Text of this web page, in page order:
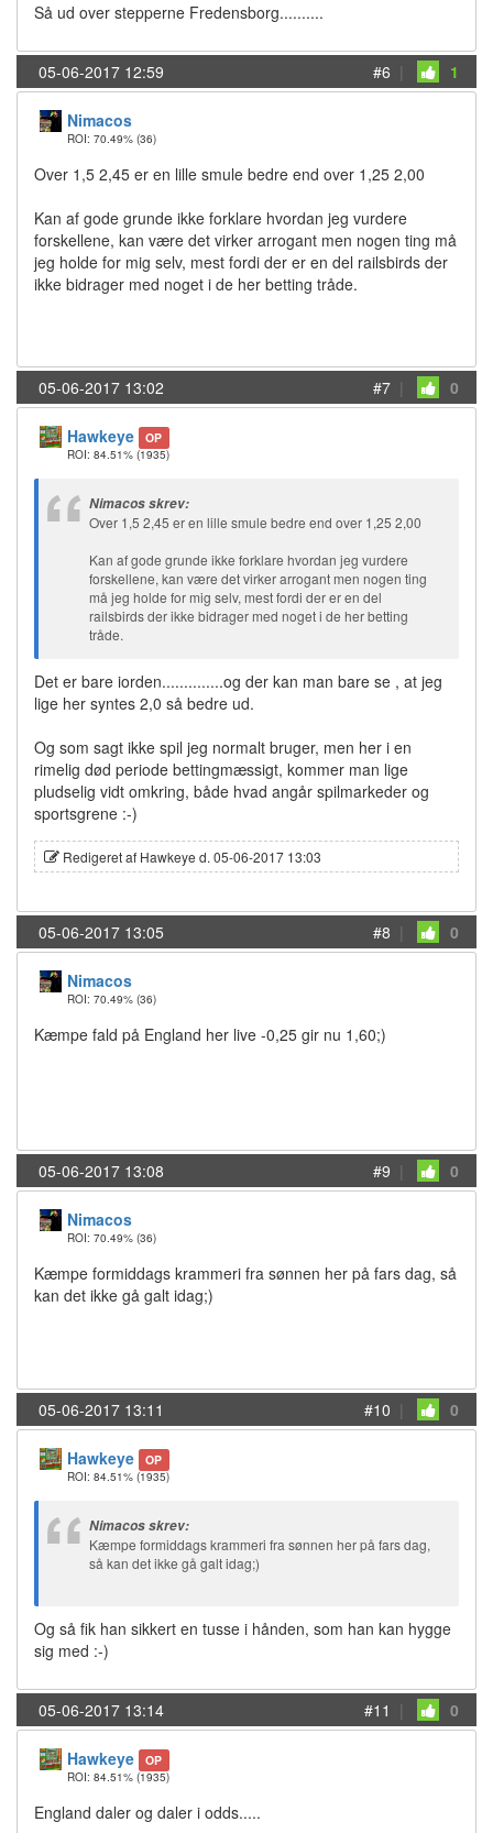
Så ud over stepperne Fredensborg..........
05-06-2017 12:59 #6 | 1
Nimacos
ROI: 70.49% (36)
Over 1,5 2,45 er en lille smule bedre end over 1,25 2,00
Kan af gode grunde ikke forklare hvordan jeg vurdere
forskellene, kan være det virker arrogant men nogen ting må
jeg holde for mig selv, mest fordi der er en del railsbirds der
ikke bidrager med noget i de her betting tråde.
05-06-2017 13:02 #7 | 0
Hawkeye OP
ROI: 84.51% (1935)
Nimacos skrev:
Over 1,5 2,45 er en lille smule bedre end over 1,25 2,00
Kan af gode grunde ikke forklare hvordan jeg vurdere
forskellene, kan være det virker arrogant men nogen ting
må jeg holde for mig selv, mest fordi der er en del
railsbirds der ikke bidrager med noget i de her betting
tråde.
Det er bare iorden..............og der kan man bare se , at jeg
lige her syntes 2,0 så bedre ud.
Og som sagt ikke spil jeg normalt bruger, men her i en
rimelig død periode bettingmæssigt, kommer man lige
pludselig vidt omkring, både hvad angår spilmarkeder og
sportsgrene :-)
Redigeret af Hawkeye d. 05-06-2017 13:03
05-06-2017 13:05 #8 | 0
Nimacos
ROI: 70.49% (36)
Kæmpe fald på England her live -0,25 gir nu 1,60;)
05-06-2017 13:08 #9 | 0
Nimacos
ROI: 70.49% (36)
Kæmpe formiddags krammeri fra sønnen her på fars dag, så
kan det ikke gå galt idag;)
05-06-2017 13:11 #10 | 0
Hawkeye OP
ROI: 84.51% (1935)
Nimacos skrev:
Kæmpe formiddags krammeri fra sønnen her på fars dag,
så kan det ikke gå galt idag;)
Og så fik han sikkert en tusse i hånden, som han kan hygge
sig med :-)
05-06-2017 13:14 #11 | 0
Hawkeye OP
ROI: 84.51% (1935)
England daler og daler i odds.....